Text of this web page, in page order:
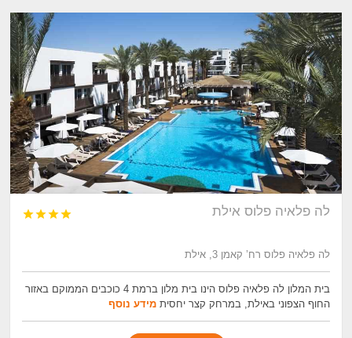
לה פלאיה פלוס אילת 



לה פלאיה פלוס רח’ קאמן 3, אילת
בית המלון לה פלאיה פלוס הינו בית מלון ברמת 4 כוכבים הממוקם באזור
החוף הצפוני באילת, במרחק קצר יחסיתמידע נוסף